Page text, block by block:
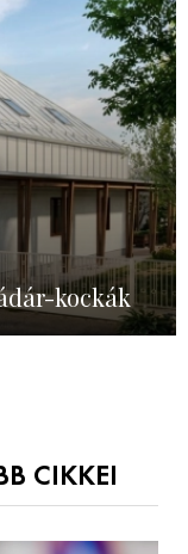
kockák
CIKKEI